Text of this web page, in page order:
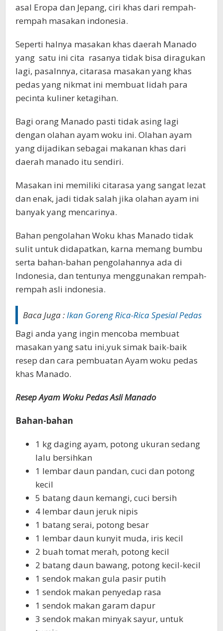
asal Eropa dan Jepang, ciri khas dari rempah-
rempah masakan indonesia.
Seperti halnya masakan khas daerah Manado
yang satu ini cita rasanya tidak bisa diragukan
lagi, pasalnnya, citarasa masakan yang khas
pedas yang nikmat ini membuat lidah para
pecinta kuliner ketagihan.
Bagi orang Manado pasti tidak asing lagi
dengan olahan ayam woku ini. Olahan ayam
yang dijadikan sebagai makanan khas dari
daerah manado itu sendiri.
Masakan ini memiliki citarasa yang sangat lezat
dan enak, jadi tidak salah jika olahan ayam ini
banyak yang mencarinya.
Bahan pengolahan Woku khas Manado tidak
sulit untuk didapatkan, karna memang bumbu
serta bahan-bahan pengolahannya ada di
Indonesia, dan tentunya menggunakan rempah-
rempah asli indonesia.
Baca Juga :Ikan Goreng Rica-Rica Spesial Pedas
Bagi anda yang ingin mencoba membuat
masakan yang satu ini,yuk simak baik-baik
resep dan cara pembuatan Ayam woku pedas
khas Manado.
Resep Ayam Woku Pedas Asli Manado
Bahan-bahan
1 kg daging ayam, potong ukuran sedang
lalu bersihkan
1 lembar daun pandan, cuci dan potong
kecil
5 batang daun kemangi, cuci bersih
4 lembar daun jeruk nipis
1 batang serai, potong besar
1 lembar daun kunyit muda, iris kecil
2 buah tomat merah, potong kecil
2 batang daun bawang, potong kecil-kecil
1 sendok makan gula pasir putih
1 sendok makan penyedap rasa
1 sendok makan garam dapur
3 sendok makan minyak sayur, untuk